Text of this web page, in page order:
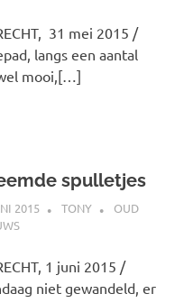
31 mei 2015 /
langs een aantal
mooi,[…]
spulletjes
2015 TONY
OUD
1 juni 2015 /
niet gewandeld, er